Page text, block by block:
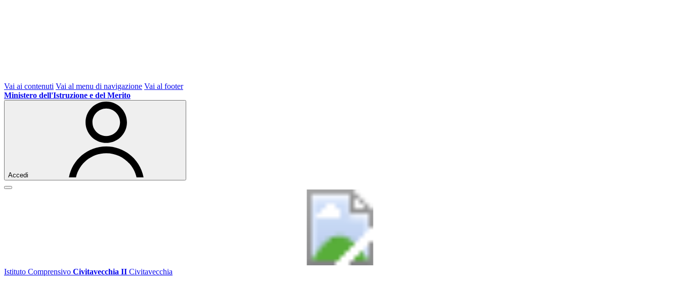
Vai ai contenuti Vai al menu di navigazione Vai al footer
Ministero dell'Istruzione e del Merito
Accedi
Istituto Comprensivo Civitavecchia II Civitavecchia